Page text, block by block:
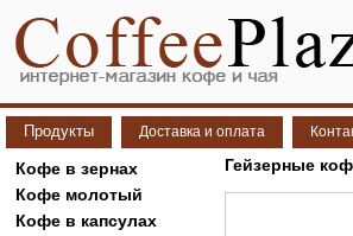
Продукты Доставка и оплата
Кофе в зернах
Кофе молотый
Кофе в капсулах
Гейзерные